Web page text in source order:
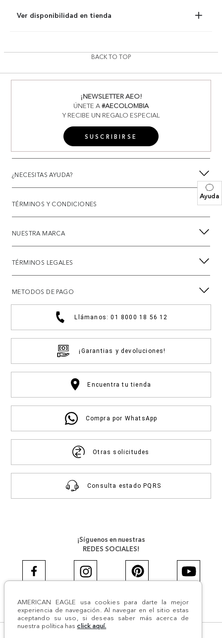
Ayuda
AMERICAN EAGLE usa cookies para darte la mejor
experiencia de navegación. Al navegar en el sitio estas
aceptando su uso, si deseas saber más acerca de
nuestra política has click aquí.
Ver disponibilidad en tienda
BACK TO TOP
¡NEWSLETTER AEO!
ÚNETE A#AECOLOMBIA
Y RECIBE UN REGALO ESPECIAL
SUSCRIBIRSE
¿NECESITAS AYUDA?
TÉRMINOS Y CONDICIONES
NUESTRA MARCA
TÉRMINOS LEGALES
METODOS DE PAGO
Llámanos: 01 8000 18 56 12
¡Garantias y devoluciones!
Encuentra tu tienda
Compra por WhatsApp
Otras solicitudes
Consulta estado PQRS
¡Síguenos en nuestras
REDES SOCIALES!
#AEJEANS #AerieREALCOL